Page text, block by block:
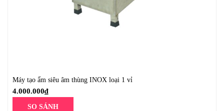
Máy tạo ẩm siêu âm thùng INOX loại 1 vỉ
4.000.000₫
SO SÁNH